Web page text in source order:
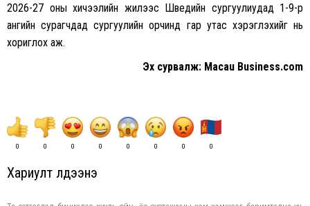
2026-27 оны хичээлийн жилээс Шведийн сургуулиудад 1-9-р
ангийн сурагчдад сургуулийн орчинд гар утас хэрэглэхийг нь
хориглох аж.
Эх сурвалж: Macau Business.com
0 0 0 0 0 0 0 0
Хариулт үлдээнэ үү